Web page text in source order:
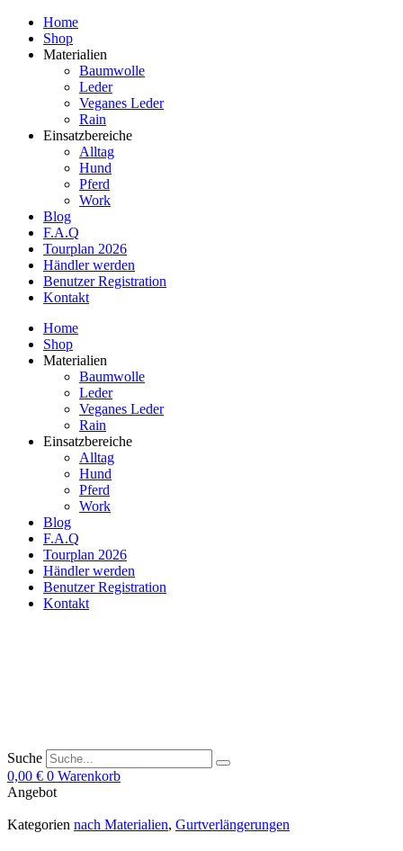
Home
Shop
Materialien
Baumwolle
Leder
Veganes Leder
Rain
Einsatzbereiche
Alltag
Hund
Pferd
Work
Blog
F.A.Q
Tourplan 2026
Händler werden
Benutzer Registration
Kontakt
Home
Shop
Materialien
Baumwolle
Leder
Veganes Leder
Rain
Einsatzbereiche
Alltag
Hund
Pferd
Work
Blog
F.A.Q
Tourplan 2026
Händler werden
Benutzer Registration
Kontakt
Suche
0,00 € 0 Warenkorb
Angebot
Kategorien nach Materialien, Gurtverlängerungen